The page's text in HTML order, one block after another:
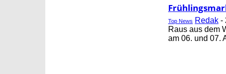
Top News Redak -
Raus aus dem
am 06. und 07.